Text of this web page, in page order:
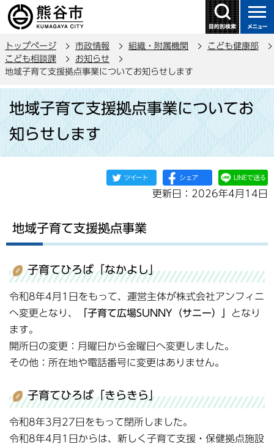
の
ー
ジ
トップページ 市政情報 組織・附属機関
こども健康部
こども相談課
お知らせ
地域子育て支援拠点事業についてお知らせします
か
地域子育て支援拠点事業についてお
知らせします
更新日：2026年4月14日
地域子育て支援拠点事業
子育てひろば「なかよし」
令和8年4月1日をもって、運営主体が株式会社アンフィニ
へ変更となり、
「子育て広場SUNNY（サニー）」
となり
ます。
開所日の変更：月曜日から金曜日へ変更しました。
その他：所在地や電話番号に変更はありません。
子育てひろば「きらきら」
令和8年3月27日をもって閉所しました。
令和8年4月1日からは、新しく子育て支援・保健拠点施設